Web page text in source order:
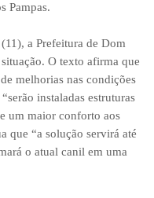
Pampas.
a Prefeitura de Dom
O texto afirma que
melhorias nas condições
instaladas estruturas
um maior conforto aos
que “a solução servirá até
o atual canil em uma